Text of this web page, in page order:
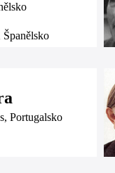
Španělsko
Portugalsko